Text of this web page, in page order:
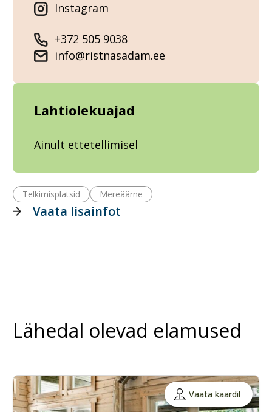
Instagram
+372 505 9038
info@ristnasadam.ee
Lahtiolekuajad
Ainult ettetellimisel
Telkimisplatsid Mereäärne
Vaata lisainfot
Lähedal olevad elamused
Vaata kaardil